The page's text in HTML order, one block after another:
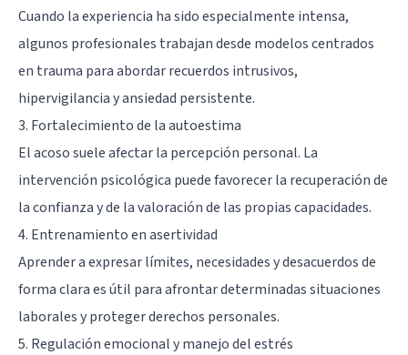
Cuando la experiencia ha sido especialmente intensa,
algunos profesionales trabajan desde modelos centrados
en trauma para abordar recuerdos intrusivos,
hipervigilancia y ansiedad persistente.
3. Fortalecimiento de la autoestima
El acoso suele afectar la percepción personal. La
intervención psicológica puede favorecer la recuperación de
la confianza y de la valoración de las propias capacidades.
4. Entrenamiento en asertividad
Aprender a expresar límites, necesidades y desacuerdos de
forma clara es útil para afrontar determinadas situaciones
laborales y proteger derechos personales.
5. Regulación emocional y manejo del estrés